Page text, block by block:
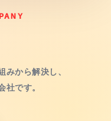
みから解決し、
社です。